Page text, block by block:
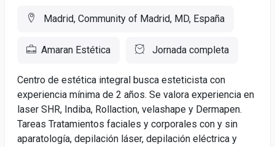
Madrid, Community of Madrid, MD, España
Amaran Estética Jornada completa
Centro de estética integral busca esteticista con
experiencia mínima de 2 años. Se valora experiencia en
laser SHR, Indiba, Rollaction, velashape y Dermapen.
Tareas Tratamientos faciales y corporales con y sin
aparatología, depilación láser, depilación eléctrica y